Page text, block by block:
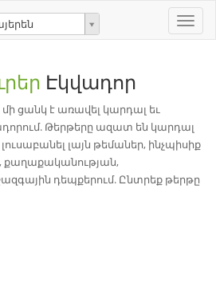
Toggle
Էկվադոր
ցանկ է առավել կարդալ եւ
Թերթերը ազատ են կարդալ
լայն թեմաներ, ինչպիսիք
քաղաքականության,
դեպքերում. Ընտրեք թերթը